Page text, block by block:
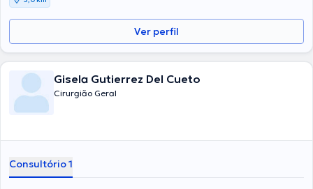
Ver perfil
Gisela Gutierrez Del Cueto
Cirurgião Geral
Consultório 1